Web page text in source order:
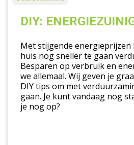
WONEN
DIY:
Met stijgende energieprijzen
huis nog sneller te gaan
Besparen op verbruik en
we allemaal. Wij geven je
DIY tips om met
gaan. Je kunt vandaag nog
je nog op?